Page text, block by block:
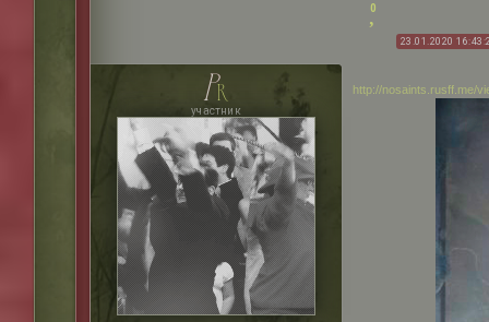
0
23.01.2020
pr
участник
http://nosaints.rusff.me/